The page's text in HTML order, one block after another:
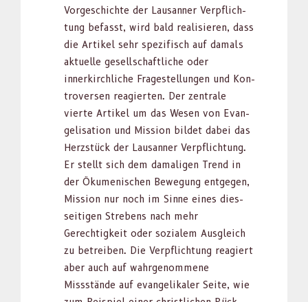
Vorgeschichte der Lau­san­ner Verpflich­
tung befasst, wird bald real­isieren, dass
die Artikel sehr spez­i­fisch auf damals
aktuelle gesellschaftliche oder
innerkirch­liche Fragestel­lun­gen und Kon­
tro­ver­sen reagierten. Der zen­trale
vierte Artikel um das Wesen von Evan­
ge­li­sa­tion und Mis­sion bildet dabei das
Herzstück der Lau­san­ner Verpflich­tung.
Er stellt sich dem dama­li­gen Trend in
der Öku­menis­chen Bewe­gung ent­ge­gen,
Mis­sion nur noch im Sinne eines dies­
seit­i­gen Strebens nach mehr
Gerechtigkeit oder sozialem Aus­gle­ich
zu betreiben. Die Verpflich­tung reagiert
aber auch auf wahrgenommene
Missstände auf evan­ge­likaler Seite, wie